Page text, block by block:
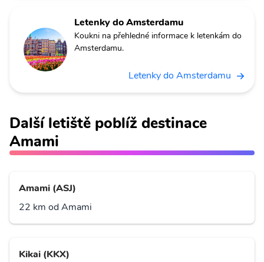
Letenky do Amsterdamu
Koukni na přehledné informace k letenkám do
Amsterdamu.
Letenky do Amsterdamu
Další letiště poblíž destinace
Amami
Amami (ASJ)
22 km od Amami
Kikai (KKX)